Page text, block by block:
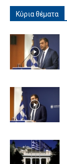
Κύρια θέματα